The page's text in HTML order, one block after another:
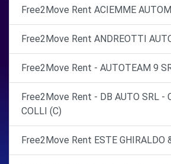
Free2Move Rent ACIEMME
Free2Move Rent ANDREOTTI
Free2Move Rent - AUTOTEAM 9
Free2Move Rent - DB AUTO SRL -
COLLI (C)
Free2Move Rent ESTE GHIRALDO